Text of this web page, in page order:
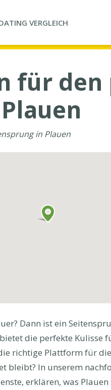
VERGLEICH
für
in Plauen
Dann ist ein
die perfekte Kulisse
richtige Plattform für
bleibt? In unserem
erklären, was